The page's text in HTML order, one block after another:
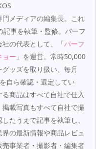
メディアの編集長。これ
記事を執筆・監修。パーフ
の代表として、「パーフ
ョー 」を運営。常時50,000
ッズを取り扱い、毎月
自ら確認・選定してい
商品はすべて自社で仕入
載写真もすべて自社で撮
たうえで記事を執筆し、
の最新情報や商品レビュ
事業者・撮影者・編集者